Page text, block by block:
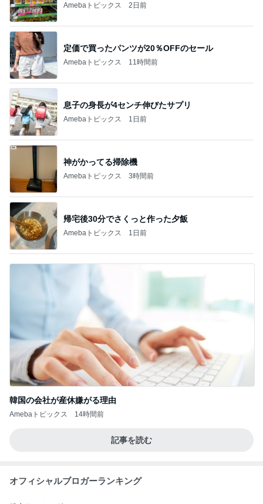
Amebaトピックス 2日前
定価で買ったパンツが20％OFFのセール
Amebaトピックス 11時間前
息子の身長が4センチ伸びたサプリ
Amebaトピックス 1日前
神がかってる掃除機
Amebaトピックス 3時間前
帰宅後30分でさくっと作った夕飯
Amebaトピックス 1日前
韓国の会社が産休嫌がる理由
Amebaトピックス 14時間前
記事を読む
オフィシャルブロガーランキング